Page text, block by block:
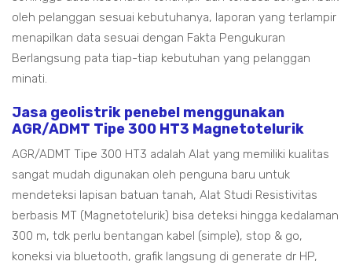
oleh pelanggan sesuai kebutuhanya, laporan yang terlampir
menapilkan data sesuai dengan Fakta Pengukuran
Berlangsung pata tiap-tiap kebutuhan yang pelanggan
minati.
Jasa geolistrik penebel menggunakan
AGR/ADMT Tipe 300 HT3 Magnetotelurik
AGR/ADMT Tipe 300 HT3 adalah Alat yang memiliki kualitas
sangat mudah digunakan oleh penguna baru untuk
mendeteksi lapisan batuan tanah, Alat Studi Resistivitas
berbasis MT (Magnetotelurik) bisa deteksi hingga kedalaman
300 m, tdk perlu bentangan kabel (simple), stop & go,
koneksi via bluetooth, grafik langsung di generate dr HP,